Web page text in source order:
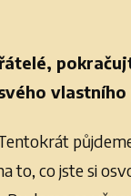
to, co jste si